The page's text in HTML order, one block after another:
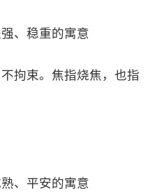
、稳重的寓意
拘束。焦指烧焦，也指
、平安的寓意